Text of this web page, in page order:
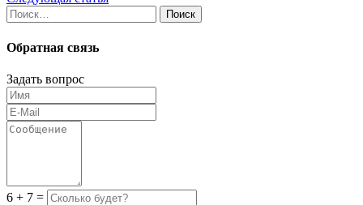
Найти:
Обратная связь
Задать вопрос
6 + 7 =